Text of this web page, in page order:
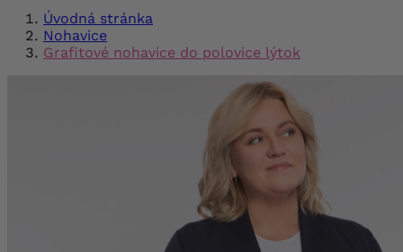
Úvodná stránka
Nohavice
Grafitové nohavice do polovice lýtok